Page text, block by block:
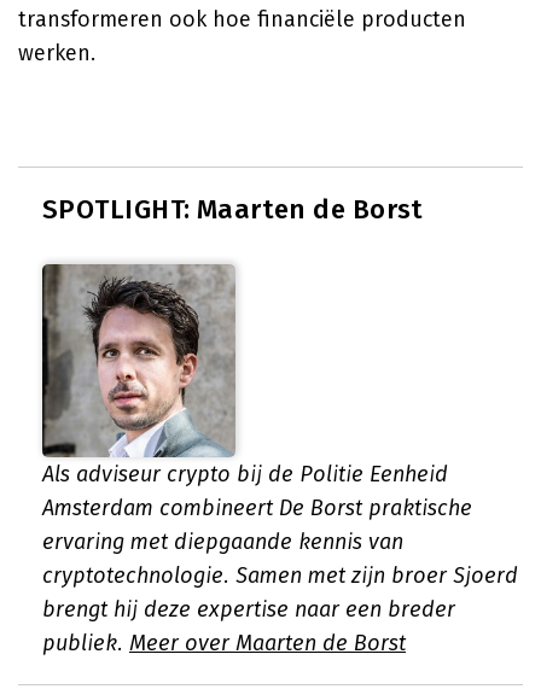
transformeren ook hoe financiële producten
werken.
SPOTLIGHT: Maarten de Borst
Als adviseur crypto bij de Politie Eenheid
Amsterdam combineert De Borst praktische
ervaring met diepgaande kennis van
cryptotechnologie. Samen met zijn broer Sjoerd
brengt hij deze expertise naar een breder
publiek. Meer over Maarten de Borst